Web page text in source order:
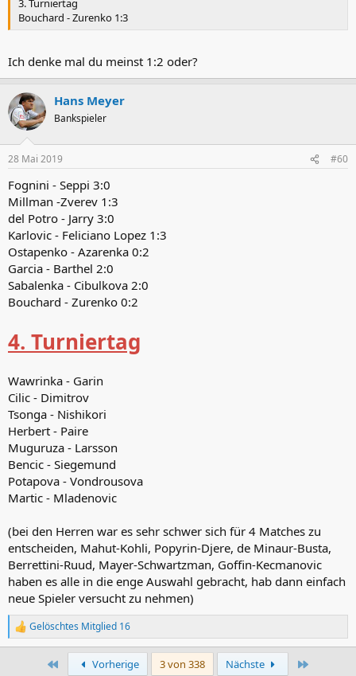
3. Turniertag
Bouchard - Zurenko 1:3
Ich denke mal du meinst 1:2 oder?
Hans Meyer
Bankspieler
28 Mai 2019 #60
Fognini - Seppi 3:0
Millman -Zverev 1:3
del Potro - Jarry 3:0
Karlovic - Feliciano Lopez 1:3
Ostapenko - Azarenka 0:2
Garcia - Barthel 2:0
Sabalenka - Cibulkova 2:0
Bouchard - Zurenko 0:2
4. Turniertag
Wawrinka - Garin
Cilic - Dimitrov
Tsonga - Nishikori
Herbert - Paire
Muguruza - Larsson
Bencic - Siegemund
Potapova - Vondrousova
Martic - Mladenovic
(bei den Herren war es sehr schwer sich für 4 Matches zu
entscheiden, Mahut-Kohli, Popyrin-Djere, de Minaur-Busta,
Berrettini-Ruud, Mayer-Schwartzman, Goffin-Kecmanovic
haben es alle in die enge Auswahl gebracht, hab dann einfach
neue Spieler versucht zu nehmen)
R
e
Gelöschtes Mitglied 16
Erste Vorherige 3 von 338 Nächste